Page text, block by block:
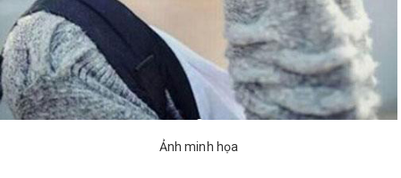
Ảnh minh họa